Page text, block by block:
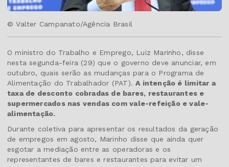
© Valter Campanato/Agência Brasil
O ministro do Trabalho e Emprego, Luiz Marinho, disse
nesta segunda-feira (29) que o governo deve anunciar, em
outubro, quais serão as mudanças para o Programa de
Alimentação do Trabalhador (PAT).A intenção é limitar a
taxa de desconto cobradas de bares, restaurantes e
supermercados nas vendas com vale-refeição e vale-
alimentação.
Durante coletiva para apresentar os resultados da geração
de empregos em agosto, Marinho disse que ainda quer
esgotar a mediação entre as operadoras e os
representantes de bares e restaurantes para evitar um